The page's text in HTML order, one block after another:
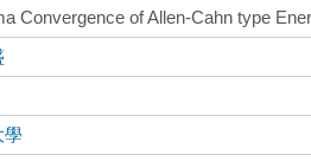
Convergence of Allen-Cahn type
學